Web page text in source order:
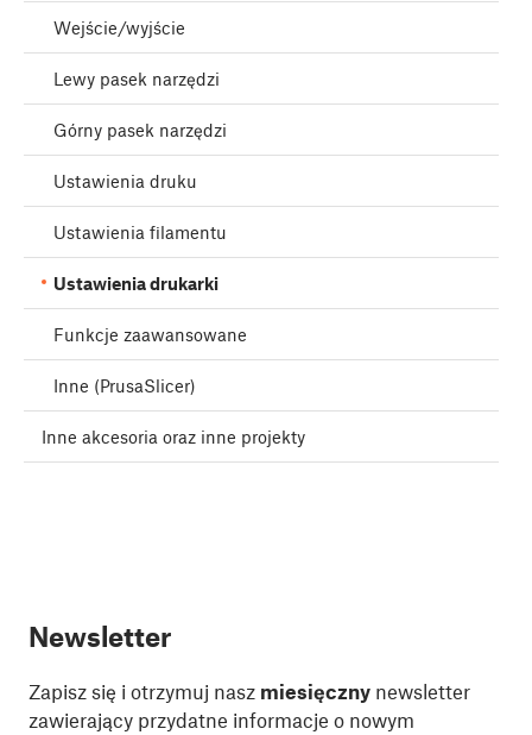
Wejście/wyjście
Lewy pasek narzędzi
Górny pasek narzędzi
Ustawienia druku
Ustawienia filamentu
Ustawienia drukarki
Funkcje zaawansowane
Inne (PrusaSlicer)
Inne akcesoria oraz inne projekty
Newsletter
Zapisz się i otrzymuj nasz miesięczny newsletter
zawierający przydatne informacje o nowym